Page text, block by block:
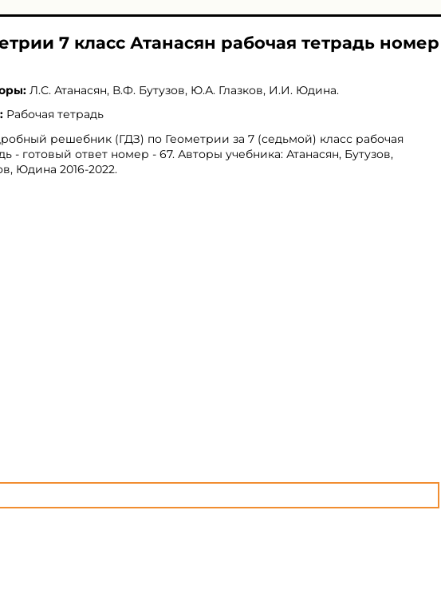
7 класс Атанасян рабочая тетрадь номер
Л.С. Атанасян, В.Ф. Бутузов, Ю.А. Глазков, И.И. Юдина.
Рабочая тетрадь
решебник (ГДЗ) по Геометрии за 7 (седьмой) класс рабочая
- готовый ответ номер - 67. Авторы учебника: Атанасян, Бутузов,
Юдина 2016-2022.